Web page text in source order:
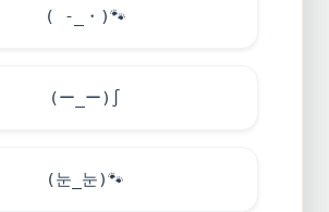
( -_・)🐾
(ー_ー)∫
(눈_눈)🐾